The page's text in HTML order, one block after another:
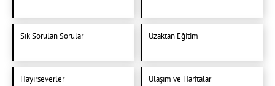
Sık Sorulan Sorular Uzaktan Eğitim
Hayırseverler Ulaşım ve Haritalar